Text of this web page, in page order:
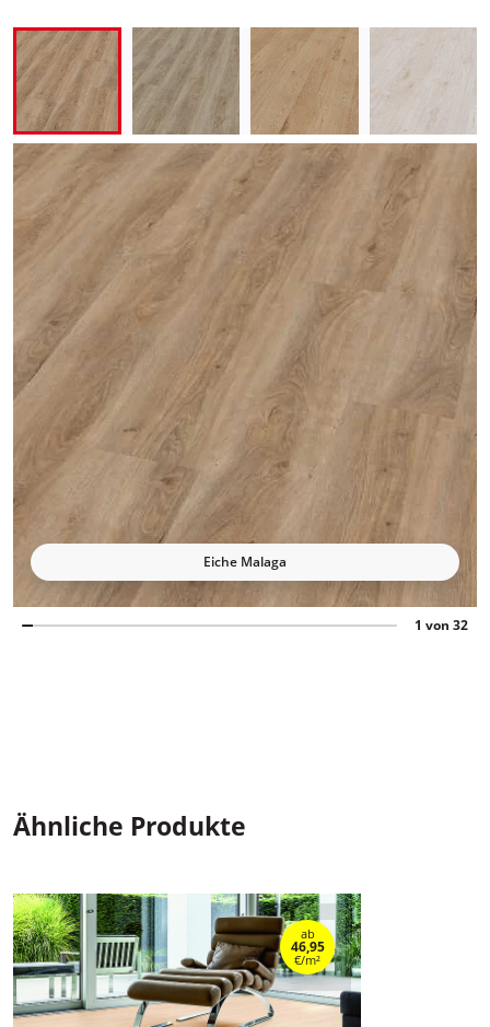
Eiche Malaga
1 von 32
Ähnliche Produkte
ab
46,95
€/m²